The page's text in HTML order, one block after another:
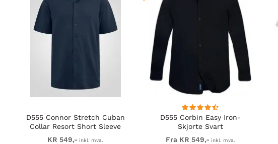
D555 Connor Stretch Cuban
Collar Resort Short Sleeve
Shirt Navy
KR 549,- inkl. mva.
D555 Corbin Easy Iron-
Skjorte Svart
Fra KR 549,- inkl. mva.